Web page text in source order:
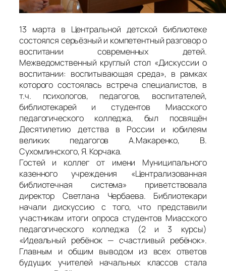
13 марта в Центральной детской библиотеке
состоялся серьёзный и компетентный разговор о
воспитании современных детей.
Межведомственный круглый стол «Дискуссии о
воспитании: воспитывающая среда», в рамках
которого состоялась встреча специалистов, в
т.ч. психологов, педагогов, воспитателей,
библиотекарей и студентов Миасского
педагогического колледжа, был посвящён
Десятилетию детства в России и юбилеям
великих педагогов А.Макаренко, В.
Сухомлинского, Я. Корчака.
Гостей и коллег от имени Муниципального
казенного учреждения «Централизованная
библиотечная система» приветствовала
директор Светлана Чербаева. Библиотекари
начали дискуссию с того, что представили
участникам итоги опроса студентов Миасского
педагогического колледжа (2 и 3 курсы)
«Идеальный ребёнок — счастливый ребёнок».
Главным и общим выводом из всех ответов
будущих учителей начальных классов стала